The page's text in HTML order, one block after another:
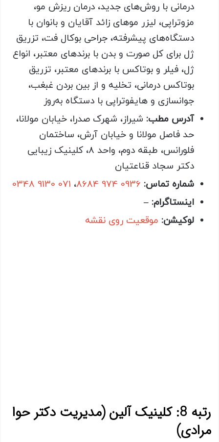
درمانی با روش‌های جدید، درمان ریزش مو،
مزوتراپی، لیزر موهای زائد آقایان و بانوان با
دستگاه‌های پیشرفته، جراحی بوکال فت، تزریق
ژل برای کل صورت و بدن با برندهای معتبر، انواع
ژل، فیلر و بوتاکس با برندهای معتبر، تزریق
بوتاکس درمانی، تخلیه و از بین بردن غبغب،
جوانسازی و هایفوتراپی با دستگاه به‌روز
آدرس مطب: شیراز، شهرک صدرا، خیابان مولانا،
حد فاصل مولانا و خیابان آرش، ساختمان
فلورانس، طبقه دوم، واحد 8، کلینیک زیبایی
دکتر سجاد قناعتیان
شماره تماس:
،
اینستاگرام: –
لوکیشن: موقعیت روی نقشه
رتبه 8: کلینیک آلین (مدیریت دکتر حوا
مرادی)